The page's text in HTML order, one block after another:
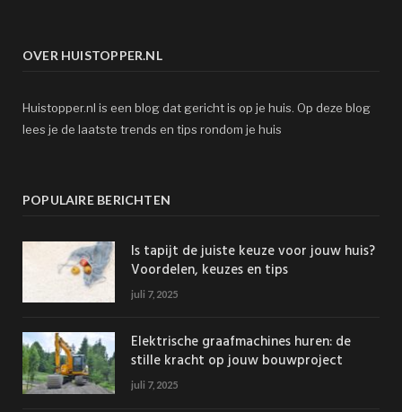
OVER HUISTOPPER.NL
Huistopper.nl is een blog dat gericht is op je huis. Op deze blog
lees je de laatste trends en tips rondom je huis
POPULAIRE BERICHTEN
Is tapijt de juiste keuze voor jouw huis?
Voordelen, keuzes en tips
juli 7, 2025
Elektrische graafmachines huren: de
stille kracht op jouw bouwproject
juli 7, 2025